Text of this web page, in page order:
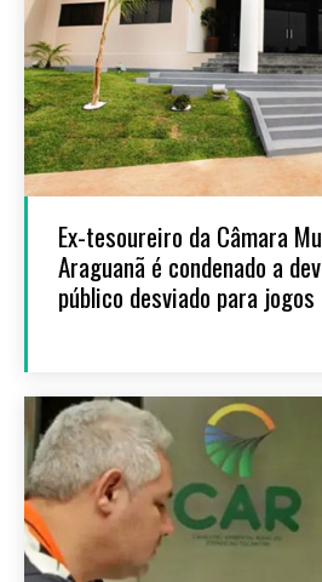
Ex-tesoureiro da Câmara
Araguanã é condenado a
público desviado para jogos